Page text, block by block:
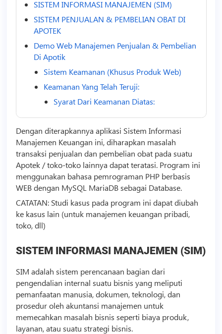
SISTEM INFORMASI MANAJEMEN (SIM)
SISTEM PENJUALAN & PEMBELIAN OBAT DI
APOTEK
Demo Web Manajemen Penjualan & Pembelian
Di Apotik
Sistem Keamanan (Khusus Produk Web)
Keamanan Yang Telah Teruji:
Syarat Dari Keamanan Diatas:
Dengan diterapkannya aplikasi Sistem Informasi
Manajemen Keuangan ini, diharapkan masalah
transaksi penjualan dan pembelian obat pada suatu
Apotek / toko-toko lainnya dapat teratasi. Program ini
menggunakan bahasa pemrograman PHP berbasis
WEB dengan MySQL MariaDB sebagai Database.
CATATAN: Studi kasus pada program ini dapat diubah
ke kasus lain (untuk manajemen keuangan pribadi,
toko, dll)
SISTEM INFORMASI MANAJEMEN (SIM)
SIM adalah sistem perencanaan bagian dari
pengendalian internal suatu bisnis yang meliputi
pemanfaatan manusia, dokumen,teknologi, dan
prosedur oleh akuntansi manajemen untuk
memecahkan masalah bisnis seperti biaya produk,
layanan, atau suatu strategi bisnis.